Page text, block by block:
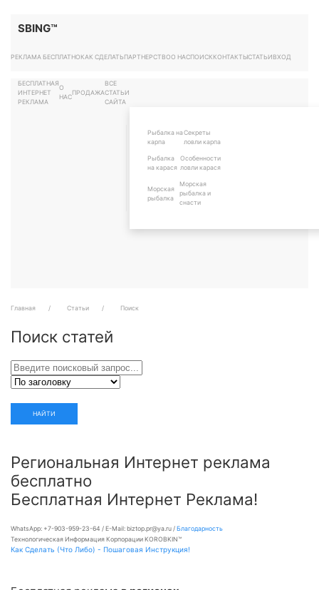
SBING™
РЕКЛАМА БЕСПЛАТНО КАК СДЕЛАТЬ ПАРТНЕРСТВОО НАСПОИСК КОНТАКТЫСТАТЬИ ВХОД
БЕСПЛАТНАЯ
ИНТЕРНЕТ
РЕКЛАМА
О
НАС
ПРОДАЖА
ВСЕ
СТАТЬИ
САЙТА
Рыбалка на
карпа
Секреты
ловли карпа
Рыбалка
на карася
Особенности
ловли карася
Морская
рыбалка
Морская
рыбалка и
снасти
Главная Статьи Поиск
Поиск статей
НАЙТИ
Региональная Интернет реклама
бесплатно
Бесплатная Интернет Реклама!
WhatsApp: +7-903-959-23-64 / E-Mail: biztop.pr@ya.ru / Благодарность
Технологическая Информация Корпорации KOROBKIN™
Как Сделать (Что Либо) - Пошаговая Инструкция!